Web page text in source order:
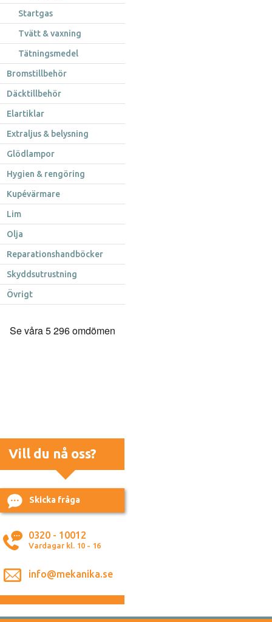
Startgas
Tvätt & vaxning
Tätningsmedel
Bromstillbehör
Däcktillbehör
Elartiklar
Extraljus & belysning
Glödlampor
Hygien & rengöring
Kupévärmare
Lim
Olja
Reparationshandböcker
Skyddsutrustning
Övrigt
Vill du nå oss?
Skicka fråga
0320 - 10012
Vardagar kl. 10 - 16
info@mekanika.se